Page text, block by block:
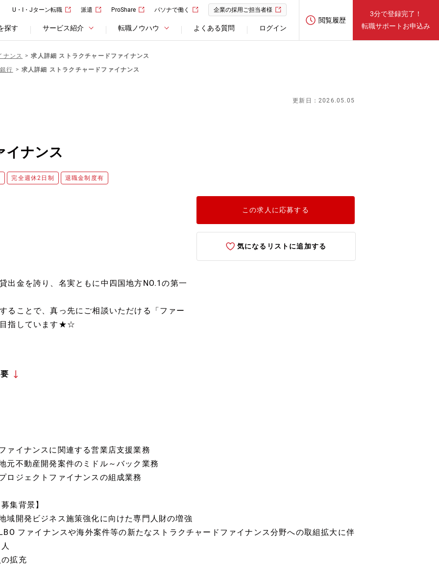
U・I・Jターン転職 派遣 ProShare パソナで働く 企業の採用ご担当者様
探す サービス紹介 転職ノウハウ よくある質問 ログイン
閲覧履歴
3分で登録完了！
転職サポートお申込み
ナンス
求人詳細 ストラクチャードファイナンス
行
求人詳細 ストラクチャードファイナンス
更新日：2026.05.05
イナンス
完全週休2日制 退職金制度有
金を誇り、名実ともに中四国地方NO.1の第一
ことで、真っ先にご相談いただける「ファー
目指しています★☆
この求人に応募する
気になるリストに追加する
ァイナンスに関連する営業店支援業務
元不動産開発案件のミドル～バック業務
ロジェクトファイナンスの組成業務
集背景】
域開発ビジネス施策強化に向けた専門人財の増強
ファイナンスや海外案件等の新たなストラクチャードファイナンス分野への取組拡大に伴
拡充